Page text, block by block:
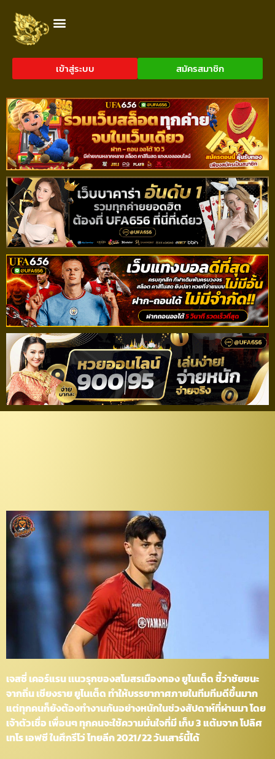
เข้าสู่ระบบ สมัครสมาชิก
เจสซี่ เคอร์แรน เเนวรุกของสโมสรเมืองทอง ยูไนเต็ด ชี้ว่าชัยชนะ
จากถิ่น เชียงราย ยูไนเต็ด ทำให้บรรยากาศภายในทีมทีมดีขึ้นมาก
แต่ทุกคนก็ยังต้องทำงานกันอย่างหนักในช่วงสัปดาห์ที่ผ่านมา โดย
เจ้าตัวเชื่อ เพื่อนๆ ทุกคนจะใช้ความมั่นใจที่มี เก็บ 3 แต้มจาก โปลิศ
เทโร เอฟซี ในศึกรีโว่ ไทยลีก 2021/22 วันเสาร์นี้ได้